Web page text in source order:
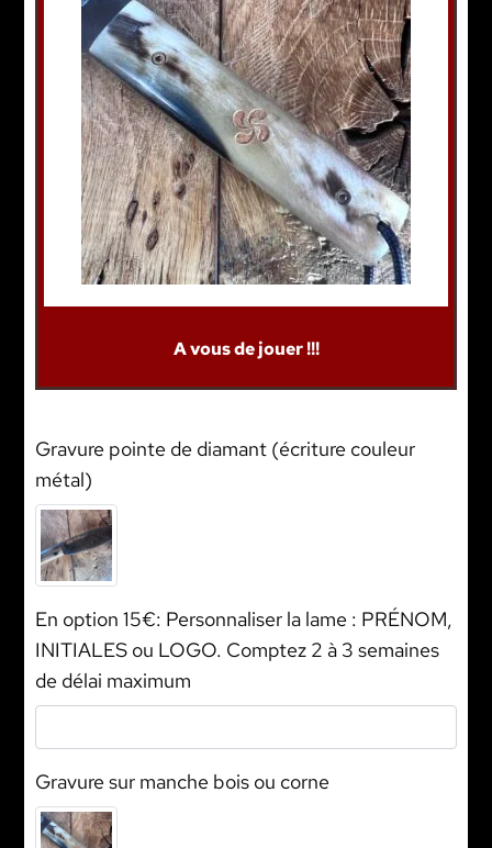
A vous de jouer !!!
Gravure pointe de diamant (écriture couleur
métal)
En option 15€: Personnaliser la lame : PRÉNOM,
INITIALES ou LOGO. Comptez 2 à 3 semaines
de délai maximum
Gravure sur manche bois ou corne